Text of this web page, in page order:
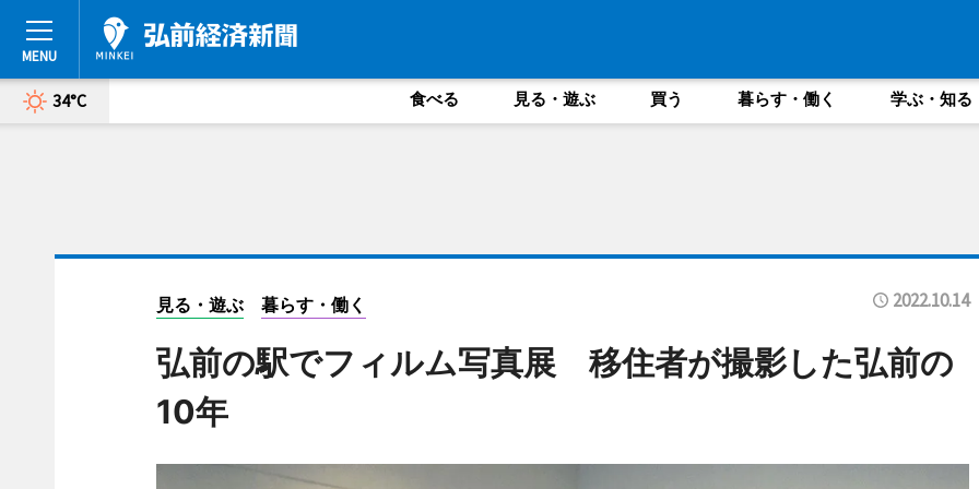
34°C 食べる 見る・遊ぶ 買う 暮らす・働く 学ぶ・知る
見る・遊ぶ 暮らす・働く 2022.10.14
弘前の駅でフィルム写真展 移住者が撮影した弘前の
10年